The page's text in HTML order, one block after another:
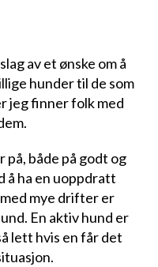
av et ønske om å
hunder til de som
jeg finner folk med
både på godt og
å ha en uoppdratt
mye drifter er
En aktiv hund er
lett hvis en får det